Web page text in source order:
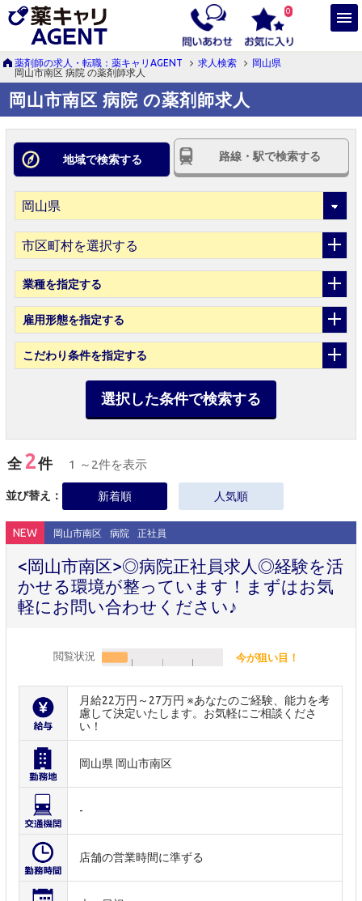
0
薬剤師の求人・転職：薬キャリAGENT 求人検索
岡山県
岡山市南区 病院 の薬剤師求人
岡山市南区 病院 の薬剤師求人
地域で検索する 路線・駅で検索する
市区町村を選択する
業種を指定する
雇用形態を指定する
こだわり条件を指定する
選択した条件で検索する
全2件 1 ～2件を表示
並び替え： 新着順 人気順
NEW 岡山市南区 病院 正社員
<岡山市南区>◎病院正社員求人◎経験を活
かせる環境が整っています！まずはお気
軽にお問い合わせください♪
閲覧状況 今が狙い目！
月給22万円～27万円 ※あなたのご経験、能力を考
慮して決定いたします。お気軽にご相談くださ
い！
岡山県 岡山市南区
-
店舗の営業時間に準ずる